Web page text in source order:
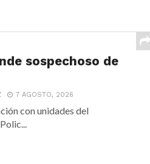
sospechoso de
7 AGOSTO, 2026
con unidades del